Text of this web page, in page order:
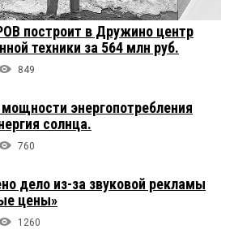
построит в Дружино центр
техники за 564 млн руб.
849
энергопотребления
солнца.
760
дело из-за звуковой рекламы
цены»
1260